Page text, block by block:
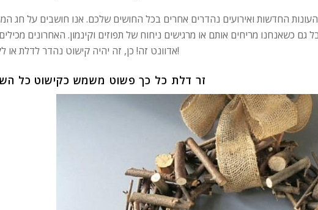
החדשות ואירועים נהדרים אחרים בכל החושים שלכם. אנו חושבים על חג
גם כשאנחנו מריחים אותם או מרגישים ניחוח של תפוזים וקינמון. האחרונים
אדוונט זה! כן, זה יהיה קישוט נהדר לדלת או לקיר!
זר דלת כל כך פשוט משמש כקישוט כל